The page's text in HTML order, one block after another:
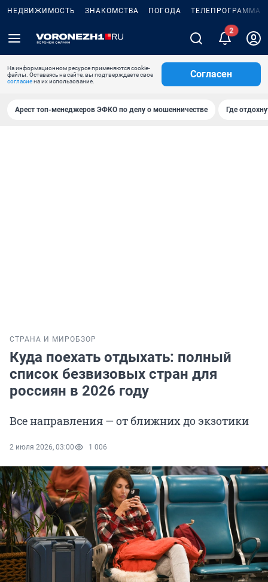
НЕДВИЖИМОСТЬ ЗНАКОМСТВА ПОГОДА ТЕЛЕПРОГРАММА
На информационном ресурсе применяются cookie-
файлы. Оставаясь на сайте, вы подтверждаете свое
согласиена их использование.
Согласен
Арест топ-менеджеров ЭФКО по делу о мошенничестве Где
СТРАНА И МИРОБЗОР
Куда поехать отдыхать: полный
список безвизовых стран для
россиян в 2026 году
Все направления — от ближних до экзотики
2 июля 2026, 03:00 1 006